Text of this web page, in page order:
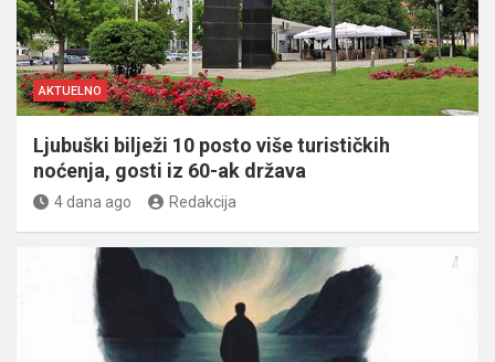
AKTUELNO
Ljubuški bilježi 10 posto više turističkih
noćenja, gosti iz 60-ak država
4 dana ago Redakcija